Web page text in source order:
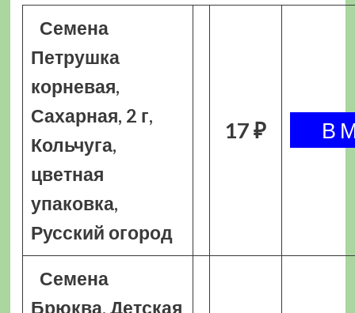
Семена
Петрушка
корневая,
Сахарная, 2 г,
Кольчуга,
цветная
упаковка,
Русский огород
17 ₽
Семена
Брюква, Детская